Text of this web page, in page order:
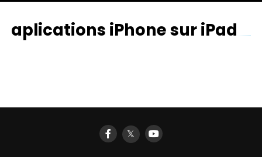
aplications iPhone sur iPad
𝕏